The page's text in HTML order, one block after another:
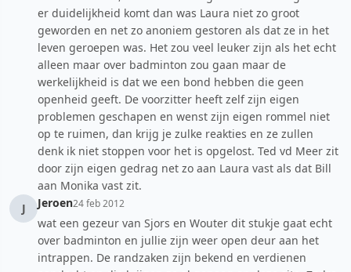
er duidelijkheid komt dan was Laura niet zo groot
geworden en net zo anoniem gestoren als dat ze in het
leven geroepen was. Het zou veel leuker zijn als het echt
alleen maar over badminton zou gaan maar de
werkelijkheid is dat we een bond hebben die geen
openheid geeft. De voorzitter heeft zelf zijn eigen
problemen geschapen en wenst zijn eigen rommel niet
op te ruimen, dan krijg je zulke reakties en ze zullen
denk ik niet stoppen voor het is opgelost. Ted vd Meer zit
door zijn eigen gedrag net zo aan Laura vast als dat Bill
aan Monika vast zit.
J
Jeroen24 feb 2012
wat een gezeur van Sjors en Wouter dit stukje gaat echt
over badminton en jullie zijn weer open deur aan het
intrappen. De randzaken zijn bekend en verdienen